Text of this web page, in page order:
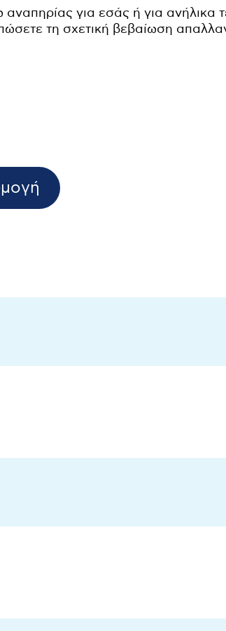
για εσάς ή για ανήλικα
τη σχετική βεβαίωση